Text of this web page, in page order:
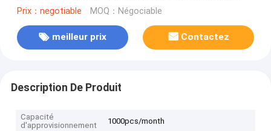
arrière
Prix：negotiable MOQ：Négociable
meilleur prix Contactez
Description De Produit
Capacité
d'approvisionnement
1000pcs/month